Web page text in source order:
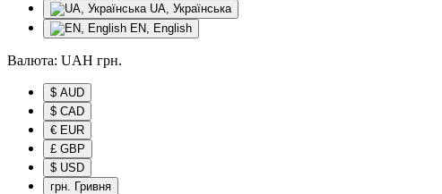
UA, Українська
EN, English
Валюта: UAH грн.
$ AUD
$ CAD
€ EUR
£ GBP
$ USD
грн. Гривня